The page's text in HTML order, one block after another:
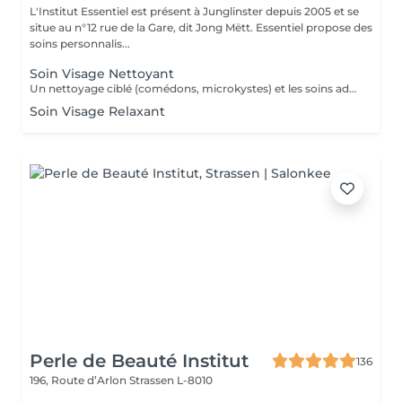
L'Institut Essentiel est présent à Junglinster depuis 2005 et se
situe au n°12 rue de la Gare, dit Jong Mëtt. Essentiel propose des
soins personnalis...
Soin Visage Nettoyant
Un nettoyage ciblé (comédons, microkystes) et les soins adaptés avant et après le nettoyage.
Soin Visage Relaxant
Perle de Beauté Institut
136
196, Route d’Arlon Strassen L-8010